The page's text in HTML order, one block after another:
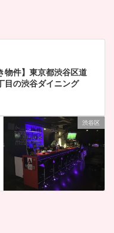
物件】東京都渋谷区道
目の渋谷ダイニング
渋谷区